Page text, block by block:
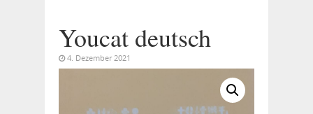
Youcat deutsch
4. Dezember 2021